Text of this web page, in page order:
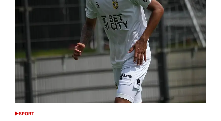
Dipilih
Shin
Tae-
yong
Daripada
Sananta?
POSTED
SPORT